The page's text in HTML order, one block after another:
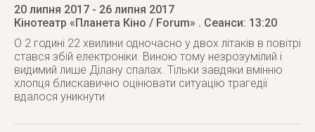
20 липня 2017 - 26 липня 2017
Кінотеатр «Планета Кіно / Forum» . Сеанси: 13:20
О 2 годині 22 хвилини одночасно у двох літаків в повітрі
стався збій електроніки. Виною тому незрозумілий і
видимий лише Ділану спалах. Тільки завдяки вмінню
хлопця блискавично оцінювати ситуацію трагедії
вдалося уникнути